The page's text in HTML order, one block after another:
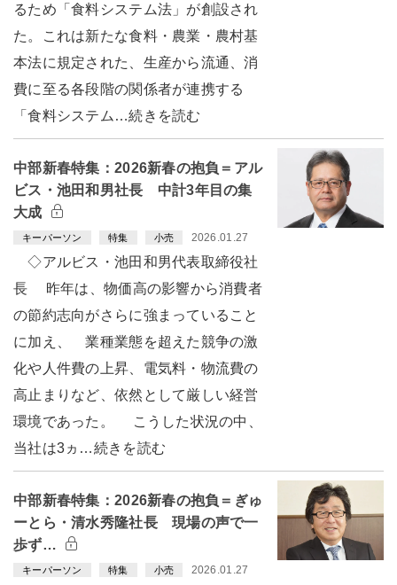
るため「食料システム法」が創設され
た。これは新たな食料・農業・農村基
本法に規定された、生産から流通、消
費に至る各段階の関係者が連携する
「食料システム…続きを読む
中部新春特集：2026新春の抱負＝アル
ビス・池田和男社長 中計3年目の集
大成
キーパーソン 特集 小売 2026.01.27
◇アルビス・池田和男代表取締役社
長 昨年は、物価高の影響から消費者
の節約志向がさらに強まっていること
に加え、 業種業態を超えた競争の激
化や人件費の上昇、電気料・物流費の
高止まりなど、依然として厳しい経営
環境であった。 こうした状況の中、
当社は3ヵ…続きを読む
中部新春特集：2026新春の抱負＝ぎゅ
ーとら・清水秀隆社長 現場の声で一
歩ず…
キーパーソン 特集 小売 2026.01.27